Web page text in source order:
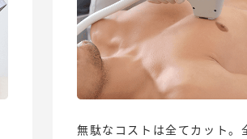
無駄なコストは全てカット。